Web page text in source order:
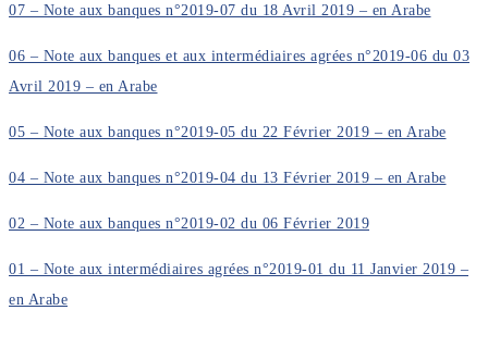
07 – Note aux banques n°2019-07 du 18 Avril 2019 – en Arabe
06 – Note aux banques et aux intermédiaires agrées n°2019-06 du 03
Avril 2019 – en Arabe
05 – Note aux banques n°2019-05 du 22 Février 2019 – en Arabe
04 – Note aux banques n°2019-04 du 13 Février 2019 – en Arabe
02 – Note aux banques n°2019-02 du 06 Février 2019
01 – Note aux intermédiaires agrées n°2019-01 du 11 Janvier 2019 –
en Arabe